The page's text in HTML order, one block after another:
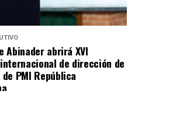
Abinader abrirá XVI
de dirección de
PMI República